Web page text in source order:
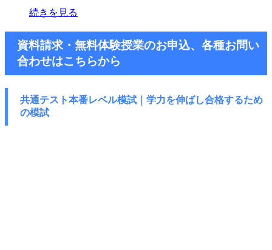
続きを見る
資料請求・無料体験授業のお申込、各種お問い
合わせはこちらから
共通テスト本番レベル模試｜学力を伸ばし合格するため
の模試